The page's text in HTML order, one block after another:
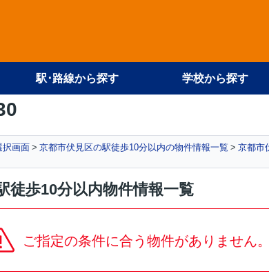
駅･路線から探す 学校から探す
択画面 京都市伏見区の駅徒歩10分以内の物件情報一覧
京都市
徒歩10分以内物件情報一覧
ご指定の条件に合う物件がありません